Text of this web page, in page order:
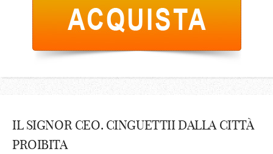
IL SIGNOR CEO. CINGUETTII DALLA CITTÀ
PROIBITA